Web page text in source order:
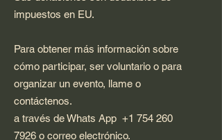
impuestos en EU.
Para obtener más información sobre
cómo participar, ser voluntario o para
organizar un evento, llame o
contáctenos.
a través de Whats App +1 754 260
7926 o correo electrónico.